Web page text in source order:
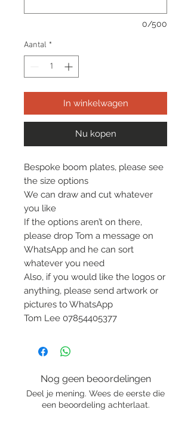
0/500
Aantal *
In winkelwagen
Nu kopen
Bespoke boom plates, please see
the size options
We can draw and cut whatever
you like
If the options aren’t on there,
please drop Tom a message on
WhatsApp and he can sort
whatever you need
Also, if you would like the logos or
anything, please send artwork or
pictures to WhatsApp
Tom Lee 07854405377
Nog geen beoordelingen
Deel je mening. Wees de eerste die
een beoordeling achterlaat.